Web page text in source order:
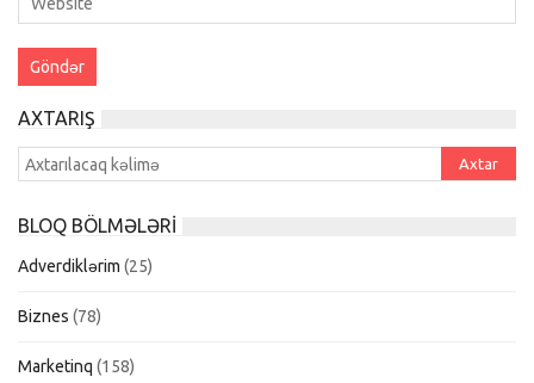
AXTARIŞ
BLOQ BÖLMƏLƏRI
Adverdiklərim (25)
Biznes (78)
Marketinq (158)